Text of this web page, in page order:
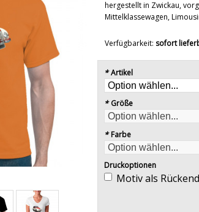
hergestellt in Zwickau,
Mittelklassewagen,
Verfügbarkeit:sofort
* Artikel
* Größe
* Farbe
Druckoptionen
Motiv als